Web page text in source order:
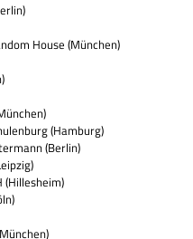
House (Mün­chen)
(Ham­burg)
(Ber­lin)
(Hil­le­s­heim)